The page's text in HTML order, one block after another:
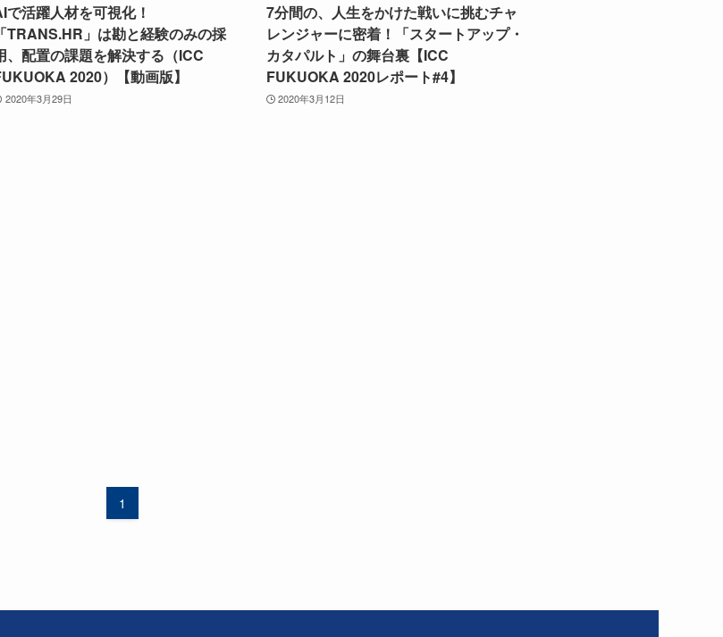
で活躍人材を可視化！
「TRANS.HR」は勘と経験のみの採
、配置の課題を解決する（ICC
2020）【動画版】
2020年3月29日
7分間の、人生をかけた戦いに挑むチャ
レンジャーに密着！「スタートアップ・
カタパルト」の舞台裏【ICC
FUKUOKA 2020レポート#4】
2020年3月12日
1